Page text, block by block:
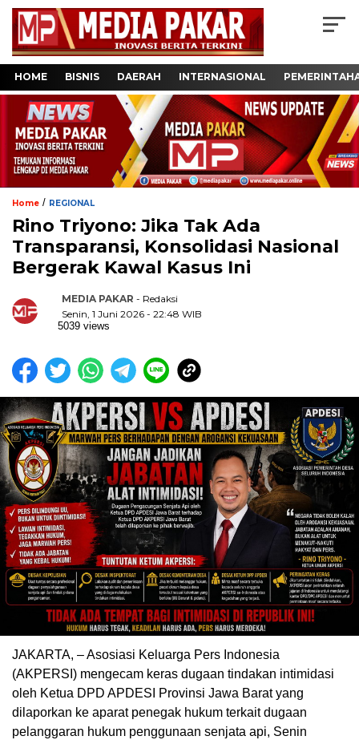
HOME BISNIS DAERAH INTERNASIONAL
Home / REGIONAL
Rino Triyono: Jika Tak Ada
Transparansi, Konsolidasi Nasional
Bergerak Kawal Kasus Ini
MEDIA PAKAR - Redaksi
Senin, 1 Juni 2026 - 22:48 WIB
5039 views
JAKARTA, – Asosiasi Keluarga Pers Indonesia
(AKPERSI) mengecam keras dugaan tindakan intimidasi
oleh Ketua DPD APDESI Provinsi Jawa Barat yang
dilaporkan ke aparat penegak hukum terkait dugaan
pelanggaran hukum penggunaan senjata api, Senin